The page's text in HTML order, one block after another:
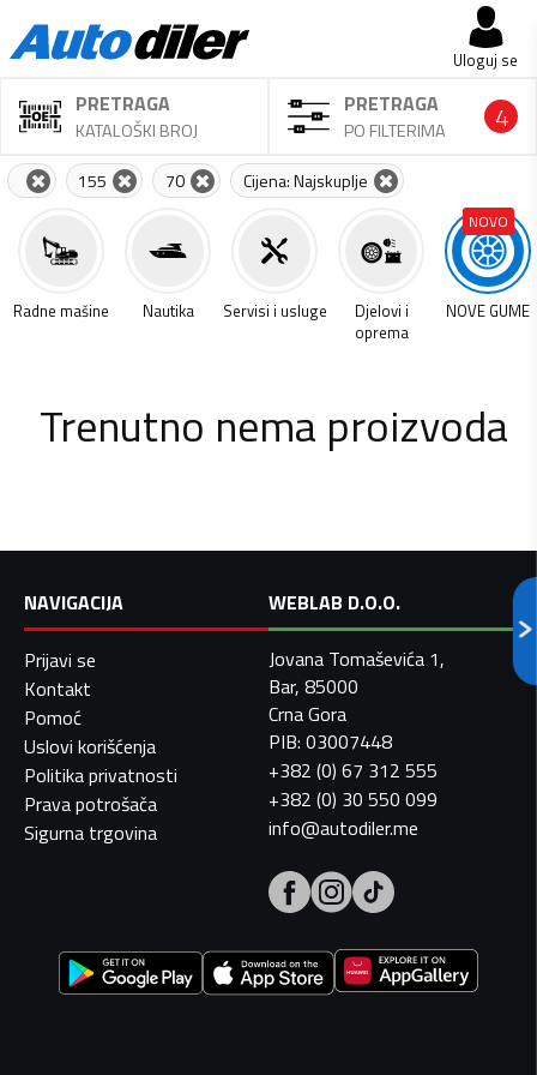
Uloguj se
PRETRAGA
KATALOŠKI BROJ
PRETRAGA
PO FILTERIMA 4
155 70 Cijena: Najskuplje
Radne mašine Nautika Servisi i usluge
Djelovi i
oprema
NOVO
NOVE GUME
Trenutno nema proizvoda
NAVIGACIJA
Prijavi se
Kontakt
Pomoć
Uslovi korišćenja
Politika privatnosti
Prava potrošača
Sigurna trgovina
WEBLAB D.O.O.
Jovana Tomaševića 1,
Bar, 85000
Crna Gora
PIB: 03007448
+382 (0) 67 312 555
+382 (0) 30 550 099
info@autodiler.me